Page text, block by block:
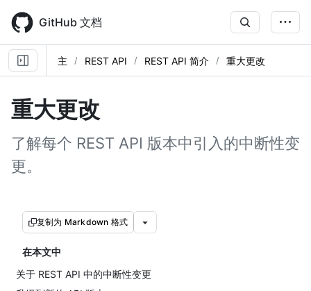
main
content
GitHub 文档
主 REST API REST API 简介 重大更改
重大更改
了解每个 REST API 版本中引入的中断性变
更。
复制为 Markdown 格式
在本文中
关于 REST API 中的中断性变更